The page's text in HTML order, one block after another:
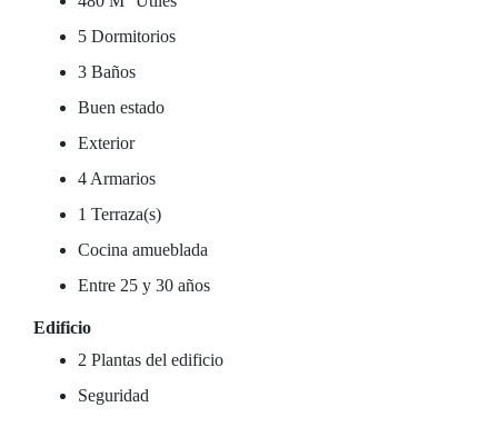
5 Dormitorios
3 Baños
Buen estado
Exterior
4 Armarios
1 Terraza(s)
Cocina amueblada
Entre 25 y 30 años
Edificio
2 Plantas del edificio
Seguridad